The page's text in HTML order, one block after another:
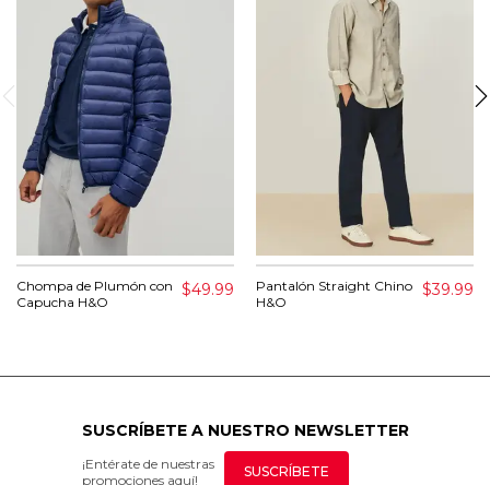
Chompa de Plumón con
Capucha H&O
$49.99
Pantalón Straight Chino
H&O
$39.99
SUSCRÍBETE A NUESTRO NEWSLETTER
¡Entérate de nuestras
promociones aquí!
SUSCRÍBETE